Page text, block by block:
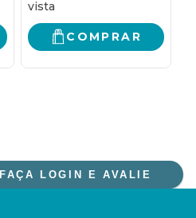
COMPRAR
FAÇA LOGIN E AVALIE